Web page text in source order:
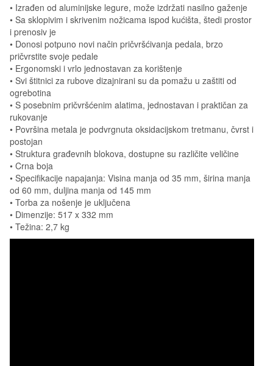
• Izrađen od aluminijske legure, može izdržati nasilno gaženje
• Sa sklopivim i skrivenim nožicama ispod kućišta, štedi prostor
i prenosiv je
• Donosi potpuno novi način pričvršćivanja pedala, brzo
pričvrstite svoje pedale
• Ergonomski i vrlo jednostavan za korištenje
• Svi štitnici za rubove dizajnirani su da pomažu u zaštiti od
ogrebotina
• S posebnim pričvršćenim alatima, jednostavan i praktičan za
rukovanje
• Površina metala je podvrgnuta oksidacijskom tretmanu, čvrst i
postojan
• Struktura građevnih blokova, dostupne su različite veličine
• Crna boja
• Specifikacije napajanja: Visina manja od 35 mm, širina manja
od 60 mm, duljina manja od 145 mm
• Torba za nošenje je uključena
• Dimenzije: 517 x 332 mm
• Težina: 2,7 kg